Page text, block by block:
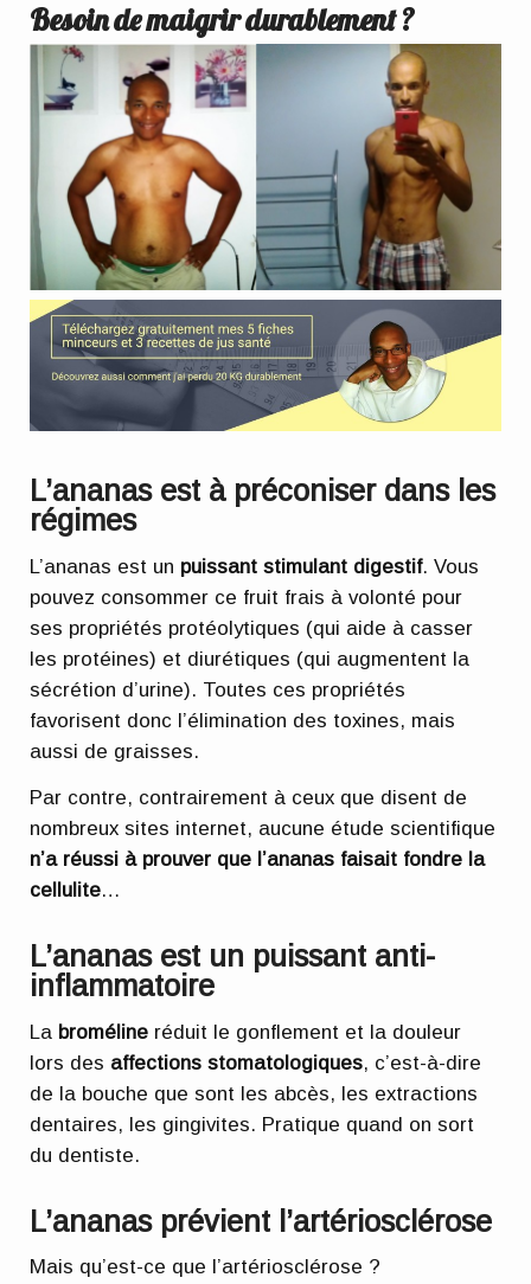
Besoin de maigrir durablement ?
L’ananas est à préconiser dans les
régimes
L’ananas est un puissant stimulant digestif. Vous
pouvez consommer ce fruit frais à volonté pour
ses propriétés protéolytiques (qui aide à casser
les protéines) et diurétiques (qui augmentent la
sécrétion d’urine). Toutes ces propriétés
favorisent donc l’élimination des toxines, mais
aussi de graisses.
Par contre, contrairement à ceux que disent de
nombreux sites internet, aucune étude scientifique
n’a réussi à prouver que l’ananas faisait fondre la
cellulite…
L’ananas est un puissant anti-
inflammatoire
La broméline réduit le gonflement et la douleur
lors des affections stomatologiques, c’est-à-dire
de la bouche que sont les abcès, les extractions
dentaires, les gingivites. Pratique quand on sort
du dentiste.
L’ananas prévient l’artériosclérose
Mais qu’est-ce que l’artériosclérose ?